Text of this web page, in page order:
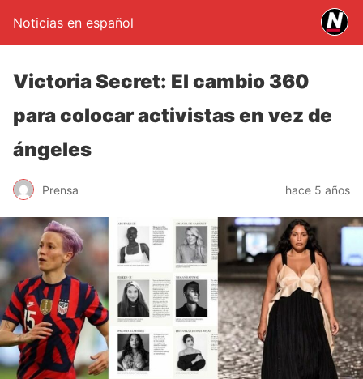
Noticias en español
Victoria Secret: El cambio 360
para colocar activistas en vez de
ángeles
Prensa hace 5 años